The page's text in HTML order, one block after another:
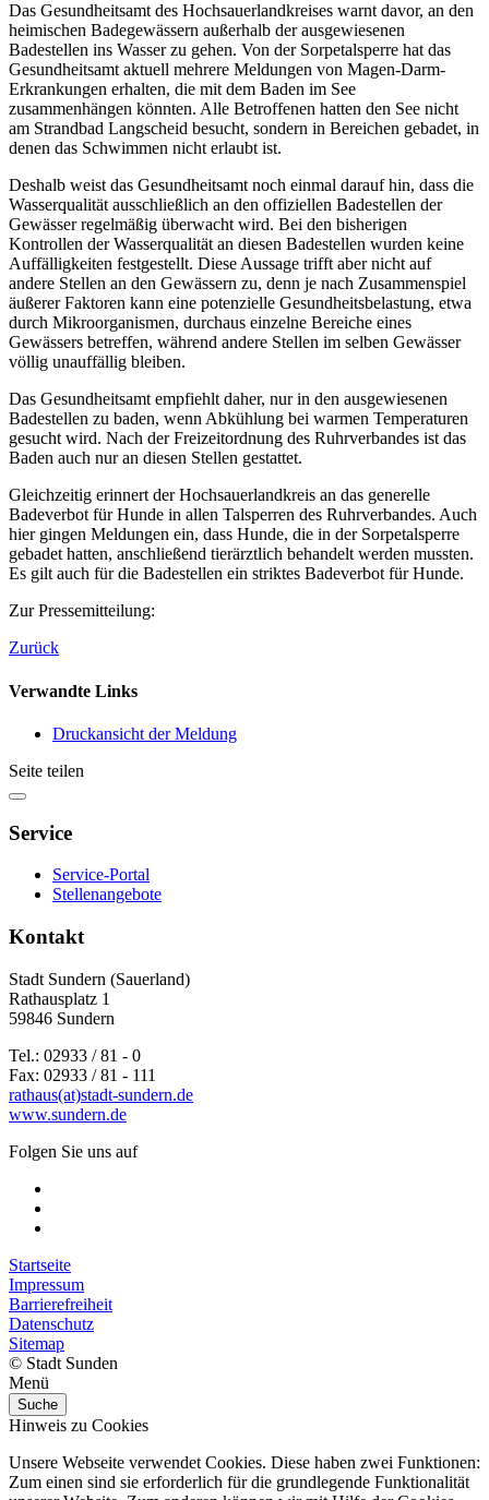
Das Gesundheitsamt des Hochsauerlandkreises warnt davor, an den
heimischen Badegewässern außerhalb der ausgewiesenen
Badestellen ins Wasser zu gehen. Von der Sorpetalsperre hat das
Gesundheitsamt aktuell mehrere Meldungen von Magen-Darm-
Erkrankungen erhalten, die mit dem Baden im See
zusammenhängen könnten. Alle Betroffenen hatten den See nicht
am Strandbad Langscheid besucht, sondern in Bereichen gebadet, in
denen das Schwimmen nicht erlaubt ist.
Deshalb weist das Gesundheitsamt noch einmal darauf hin, dass die
Wasserqualität ausschließlich an den offiziellen Badestellen der
Gewässer regelmäßig überwacht wird. Bei den bisherigen
Kontrollen der Wasserqualität an diesen Badestellen wurden keine
Auffälligkeiten festgestellt. Diese Aussage trifft aber nicht auf
andere Stellen an den Gewässern zu, denn je nach Zusammenspiel
äußerer Faktoren kann eine potenzielle Gesundheitsbelastung, etwa
durch Mikroorganismen, durchaus einzelne Bereiche eines
Gewässers betreffen, während andere Stellen im selben Gewässer
völlig unauffällig bleiben.
Das Gesundheitsamt empfiehlt daher, nur in den ausgewiesenen
Badestellen zu baden, wenn Abkühlung bei warmen Temperaturen
gesucht wird. Nach der Freizeitordnung des Ruhrverbandes ist das
Baden auch nur an diesen Stellen gestattet.
Gleichzeitig erinnert der Hochsauerlandkreis an das generelle
Badeverbot für Hunde in allen Talsperren des Ruhrverbandes. Auch
hier gingen Meldungen ein, dass Hunde, die in der Sorpetalsperre
gebadet hatten, anschließend tierärztlich behandelt werden mussten.
Es gilt auch für die Badestellen ein striktes Badeverbot für Hunde.
Zur Pressemitteilung:
Zurück
Verwandte Links
Druckansicht der Meldung
Seite teilen
Service
Service-Portal
Stellenangebote
Kontakt
Stadt Sundern (Sauerland)
Rathausplatz 1
59846 Sundern
Tel.: 02933 / 81 - 0
Fax: 02933 / 81 - 111
rathaus(at)stadt-sundern.de
www.sundern.de
Folgen Sie uns auf
Startseite
Impressum
Barrierefreiheit
Datenschutz
Sitemap
© Stadt Sunden
Menü
Suche
Hinweis zu Cookies
Unsere Webseite verwendet Cookies. Diese haben zwei Funktionen:
Zum einen sind sie erforderlich für die grundlegende Funktionalität